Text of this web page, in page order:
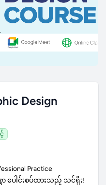
Design
Practice
ပေါင်းစပ်ထားသည့် သင်ရိုး!